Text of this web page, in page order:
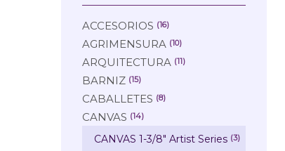
ACCESORIOS (16)
AGRIMENSURA (10)
ARQUITECTURA (11)
BARNIZ (15)
CABALLETES (8)
CANVAS (14)
CANVAS 1-3/8" Artist Series (3)